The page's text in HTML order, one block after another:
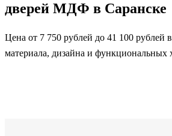
дверей МДФ в Саранске
Цена от 7 750 рублей до 41 100 рублей
материала, дизайна и функциональных